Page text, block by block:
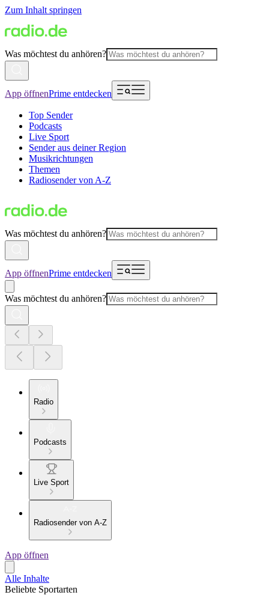
Zum Inhalt springen
Was möchtest du anhören?
App öffnenPrime entdecken
Top Sender
Podcasts
Live Sport
Sender aus deiner Region
Musikrichtungen
Themen
Radiosender von A-Z
Was möchtest du anhören?
App öffnenPrime entdecken
Was möchtest du anhören?
Radio
Podcasts
Live Sport
Radiosender von A-Z
App öffnen
Alle Inhalte
Beliebte Sportarten